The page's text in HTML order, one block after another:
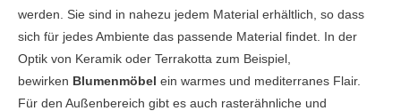
werden. Sie sind in nahezu jedem Material erhältlich, so dass
sich für jedes Ambiente das passende Material findet. In der
Optik von Keramik oder Terrakotta zum Beispiel,
bewirken Blumenmöbel ein warmes und mediterranes Flair.
Für den Außenbereich gibt es auch rasterähnliche und